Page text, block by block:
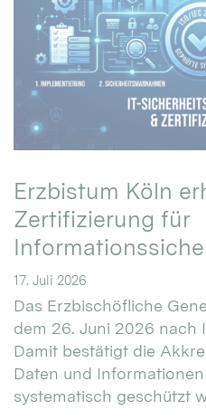
Erzbistum Köln
Zertifizierung für
17. Juli 2026
Das Erzbischöfliche
dem 26. Juni 2026 nach
Damit bestätigt die
Daten und
systematisch geschützt